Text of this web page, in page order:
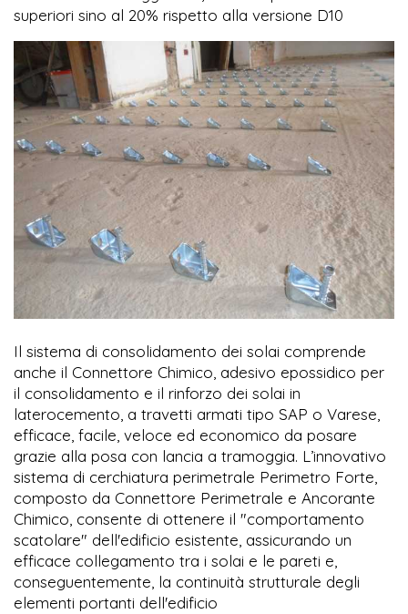
superiori sino al 20% rispetto alla versione D10
Il sistema di consolidamento dei solai comprende
anche il Connettore Chimico, adesivo epossidico per
il consolidamento e il rinforzo dei solai in
laterocemento, a travetti armati tipo SAP o Varese,
efficace, facile, veloce ed economico da posare
grazie alla posa con lancia a tramoggia. L’innovativo
sistema di cerchiatura perimetrale Perimetro Forte,
composto da Connettore Perimetrale e Ancorante
Chimico, consente di ottenere il "comportamento
scatolare" dell'edificio esistente, assicurando un
efficace collegamento tra i solai e le pareti e,
conseguentemente, la continuità strutturale degli
elementi portanti dell'edificio